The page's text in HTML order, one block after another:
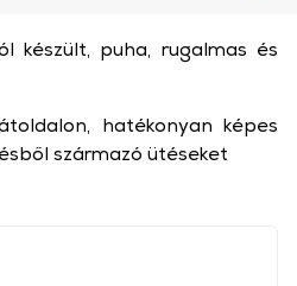
készült, puha, rugalmas és
hatékonyan képes
származó ütéseket